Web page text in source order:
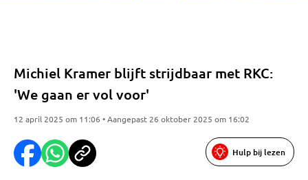
Michiel Kramer blijft strijdbaar met RKC:
'We gaan er vol voor'
12 april 2025 om 11:06 • Aangepast 26 oktober 2025 om 16:02
Hulp bij lezen